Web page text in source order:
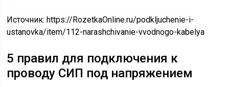
Источник:https://RozetkaOnline.ru/podkljuchenie-i-
ustanovka/item/112-narashchivanie-vvodnogo-kabelya
5 правил для подключения к
проводу СИП под напряжением